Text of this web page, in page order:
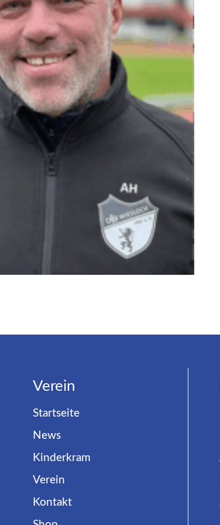
Verein
Startseite
News
Kinderkram
Verein
Kontakt